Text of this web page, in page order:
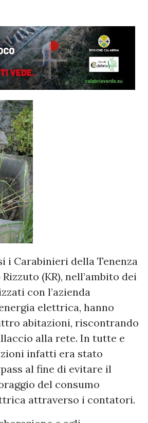
i Carabinieri della Tenenza
(KR), nell’ambito dei
con l’azienda
elettrica, hanno
abitazioni, riscontrando
alla rete. In tutte e
infatti era stato
al fine di evitare il
del consumo
attraverso i contatori.